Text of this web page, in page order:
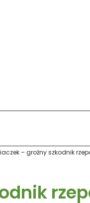
– groźny szkodnik